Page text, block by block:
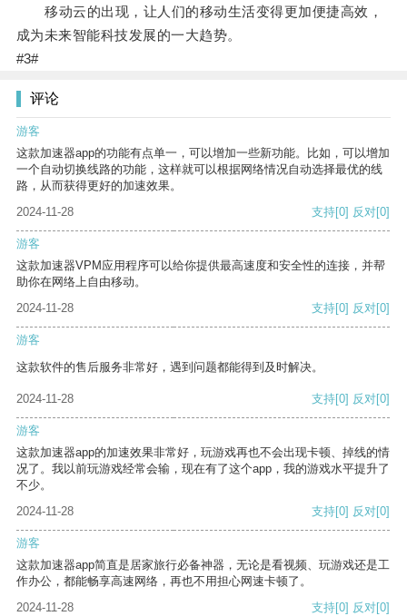
移动云的出现，让人们的移动生活变得更加便捷高效，
成为未来智能科技发展的一大趋势。
#3#
评论
游客
这款加速器app的功能有点单一，可以增加一些新功能。比如，可以增加
一个自动切换线路的功能，这样就可以根据网络情况自动选择最优的线
路，从而获得更好的加速效果。
2024-11-28
支持[0] 反对[0]
游客
这款加速器VPM应用程序可以给你提供最高速度和安全性的连接，并帮
助你在网络上自由移动。
2024-11-28
支持[0] 反对[0]
游客
这款软件的售后服务非常好，遇到问题都能得到及时解决。
2024-11-28 支持[0] 反对[0]
游客
这款加速器app的加速效果非常好，玩游戏再也不会出现卡顿、掉线的情
况了。我以前玩游戏经常会输，现在有了这个app，我的游戏水平提升了
不少。
2024-11-28
支持[0] 反对[0]
游客
这款加速器app简直是居家旅行必备神器，无论是看视频、玩游戏还是工
作办公，都能畅享高速网络，再也不用担心网速卡顿了。
2024-11-28
支持[0] 反对[0]